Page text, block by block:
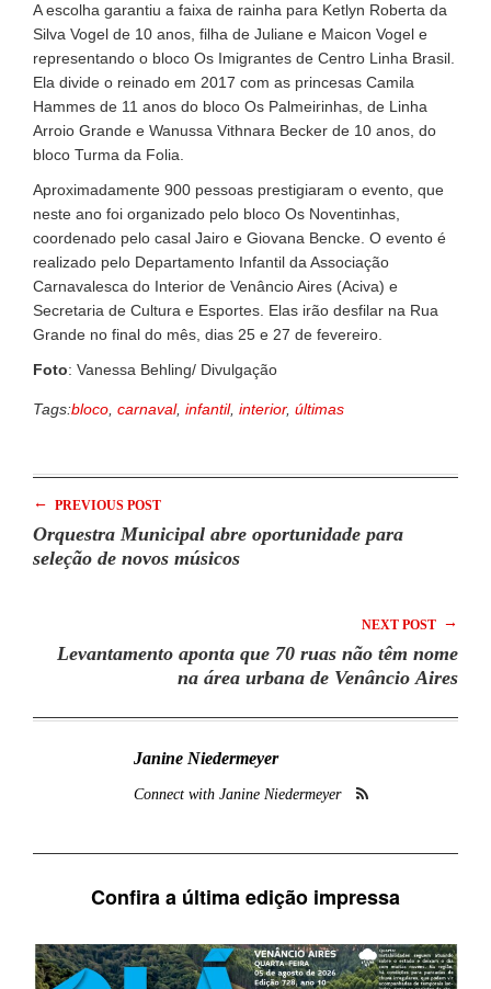
A escolha garantiu a faixa de rainha para Ketlyn Roberta da
Silva Vogel de 10 anos, filha de Juliane e Maicon Vogel e
representando o bloco Os Imigrantes de Centro Linha Brasil.
Ela divide o reinado em 2017 com as princesas Camila
Hammes de 11 anos do bloco Os Palmeirinhas, de Linha
Arroio Grande e Wanussa Vithnara Becker de 10 anos, do
bloco Turma da Folia.
Aproximadamente 900 pessoas prestigiaram o evento, que
neste ano foi organizado pelo bloco Os Noventinhas,
coordenado pelo casal Jairo e Giovana Bencke. O evento é
realizado pelo Departamento Infantil da Associação
Carnavalesca do Interior de Venâncio Aires (Aciva) e
Secretaria de Cultura e Esportes. Elas irão desfilar na Rua
Grande no final do mês, dias 25 e 27 de fevereiro.
Foto: Vanessa Behling/ Divulgação
Tags:bloco carnaval, infantil, interior, últimas
← PREVIOUS POST
Orquestra Municipal abre oportunidade para
seleção de novos músicos
NEXT POST →
Levantamento aponta que 70 ruas não têm nome
na área urbana de Venâncio Aires
Janine Niedermeyer
Connect with Janine Niedermeyer
Confira a última edição impressa